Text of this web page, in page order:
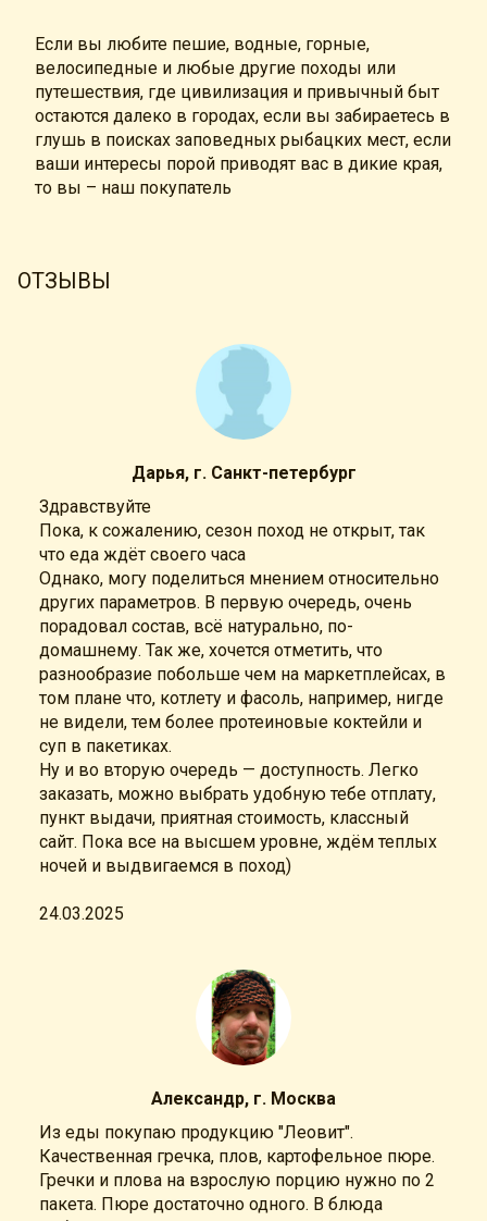
Если вы любите пешие, водные, горные,
велосипедные и любые другие походы или
путешествия, где цивилизация и привычный быт
остаются далеко в городах, если вы забираетесь в
глушь в поисках заповедных рыбацких мест, если
ваши интересы порой приводят вас в дикие края,
то вы – наш покупатель
ОТЗЫВЫ
Дарья, г. Санкт-петербург
Здравствуйте
Пока, к сожалению, сезон поход не открыт, так
что еда ждёт своего часа
Однако, могу поделиться мнением относительно
других параметров. В первую очередь, очень
порадовал состав, всё натурально, по-
домашнему. Так же, хочется отметить, что
разнообразие побольше чем на маркетплейсах, в
том плане что, котлету и фасоль, например, нигде
не видели, тем более протеиновые коктейли и
суп в пакетиках.
Ну и во вторую очередь — доступность. Легко
заказать, можно выбрать удобную тебе отплату,
пункт выдачи, приятная стоимость, классный
сайт. Пока все на высшем уровне, ждём теплых
ночей и выдвигаемся в поход)
24.03.2025
Александр, г. Москва
Из еды покупаю продукцию "Леовит".
Качественная гречка, плов, картофельное пюре.
Гречки и плова на взрослую порцию нужно по 2
пакета. Пюре достаточно одного. В блюда